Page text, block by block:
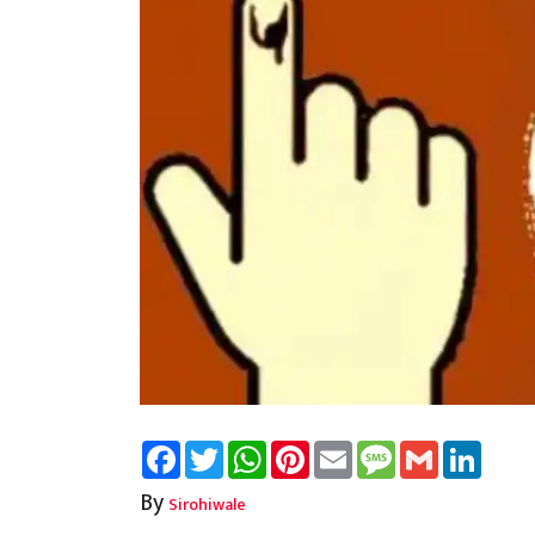
FacebookTwitterWhatsAppPinterest
Email Message
Gmail
By Sirohiwale